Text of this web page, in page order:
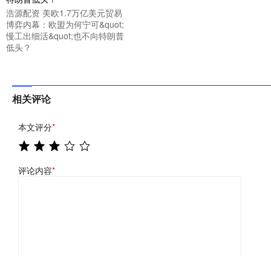
浩源配资 美欧1.7万亿美元贸易
博弈内幕：欧盟为何宁可&quot;
慢工出细活&quot;也不向特朗普
低头？
相关评论
本文评分*
评论内容*